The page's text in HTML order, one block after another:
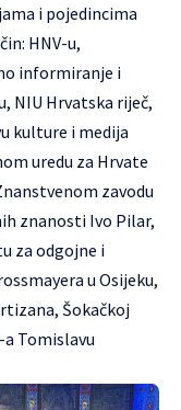
i pojedincima
HNV-u,
informiranje i
NIU Hrvatska riječ,
kulture i medija
uredu za Hrvate
zavodu
znanosti Ivo Pilar,
za odgojne i
u Osijeku,
Šokačkoj
Tomislavu